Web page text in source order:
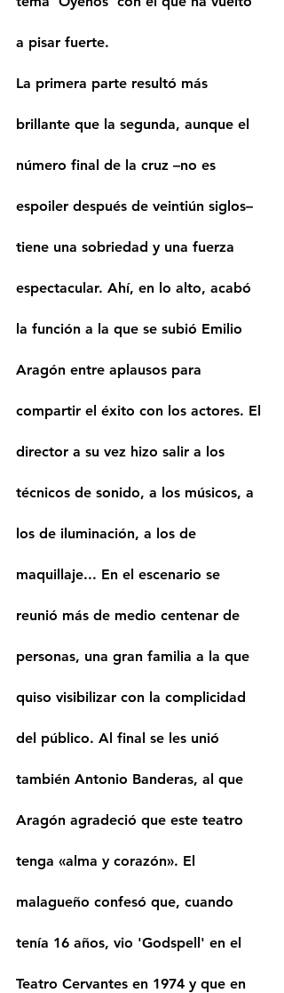
a pisar fuerte.
La primera parte resultó más
brillante que la segunda, aunque el
número final de la cruz –no es
espoiler después de veintiún siglos–
tiene una sobriedad y una fuerza
espectacular. Ahí, en lo alto, acabó
la función a la que se subió Emilio
Aragón entre aplausos para
compartir el éxito con los actores. El
director a su vez hizo salir a los
técnicos de sonido, a los músicos, a
los de iluminación, a los de
maquillaje... En el escenario se
reunió más de medio centenar de
personas, una gran familia a la que
quiso visibilizar con la complicidad
del público. Al final se les unió
también Antonio Banderas, al que
Aragón agradeció que este teatro
tenga «alma y corazón». El
malagueño confesó que, cuando
tenía 16 años, vio 'Godspell' en el
Teatro Cervantes en 1974 y que en